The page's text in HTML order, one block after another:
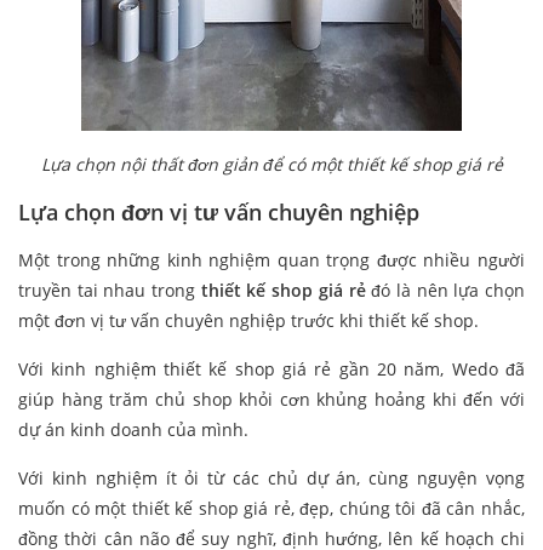
Lựa chọn nội thất đơn giản để có một thiết kế shop giá rẻ
Lựa chọn đơn vị tư vấn chuyên nghiệp
Một trong những kinh nghiệm quan trọng được nhiều người
truyền tai nhau trong thiết kế shop giá rẻđó là nên lựa chọn
một đơn vị tư vấn chuyên nghiệp trước khi thiết kế shop.
Với kinh nghiệm thiết kế shop giá rẻ gần 20 năm, Wedo đã
giúp hàng trăm chủ shop khỏi cơn khủng hoảng khi đến với
dự án kinh doanh của mình.
Với kinh nghiệm ít ỏi từ các chủ dự án, cùng nguyện vọng
muốn có một thiết kế shop giá rẻ, đẹp, chúng tôi đã cân nhắc,
đồng thời cân não để suy nghĩ, định hướng, lên kế hoạch chi